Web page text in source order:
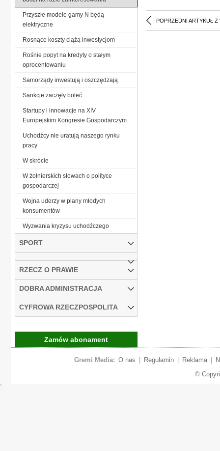
POPRZEDNI ARTYKUŁ Z
Przyszłe modele gamy N będą
elektryczne
Rosnące koszty ciążą inwestycjom
Rośnie popyt na kredyty o stałym
oprocentowaniu
Samorządy inwestują i oszczędzają
Sankcje zaczęły boleć
Startupy i innowacje na XIV
Europejskim Kongresie Gospodarczym
Uchodźcy nie uratują naszego rynku
pracy
W skrócie
W żołnierskich słowach o polityce
gospodarczej
Wojna uderzy w plany młodych
konsumentów
Wyzwania kryzysu uchodźczego
SPORT
RZECZ O PRAWIE
DOBRA ADMINISTRACJA
CYFROWA RZECZPOSPOLITA
Zamów abonament
Gremi Media: O nas Regulamin Reklama
©